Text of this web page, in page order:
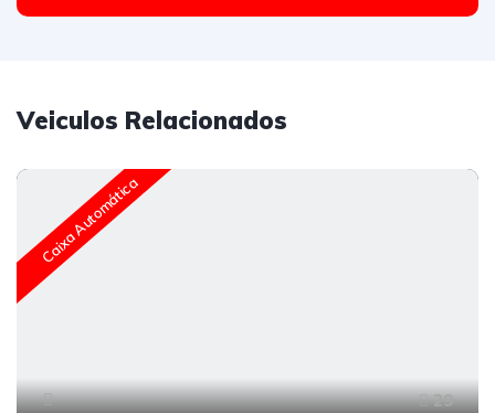
Veiculos Relacionados
Caixa Automática
29